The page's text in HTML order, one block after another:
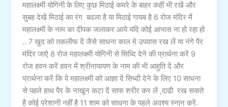
महालक्ष्मी योगिनी के लिए कुछ मिठाई कमरे के बाहर कहीं भी रखें और
सुबह देखें मिठाई का रंग बदला है या मिठाई गायब है 6 रोज मंदिर में
महालक्ष्मी के नाम का दीपक जलाकर आये यदि कोई आभास ना हो रहा हो
.. 7 खुद को तकलीफ दें जैसे साधना काल म़े उपवास रख लें या नंगे पैर
मंदिर जाऐ 8 रोज महालक्ष्मी योगिनी से सिध्दि देने की प्रार्थना करें 9
रोज हवन करें हवन में श्रीनायायण के नाम की भी आहुति दें और
प्रार्थना करें कि वे महालक्ष्मी को आज्ञा दें सिध्दी देने के लिए 10 साधना
से पहले हाथ पैर के नाखून कटा दें साफ शरीर कर लें ,दाढी रख सकते
है कोई परेशानी नहीं है 11 शाम को साधना के पहले अवश्य स्नान करें.